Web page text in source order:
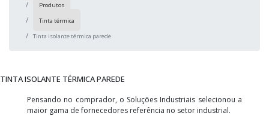
Produtos
Tinta térmica
Tinta isolante térmica parede
TINTA ISOLANTE TÉRMICA PAREDE
Pensando no comprador, o Soluções Industriais selecionou a
maior gama de fornecedores referência no setor industrial.